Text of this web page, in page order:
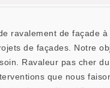
ravalement de façade
de façades. Notre
Ravaleur pas cher
que nous